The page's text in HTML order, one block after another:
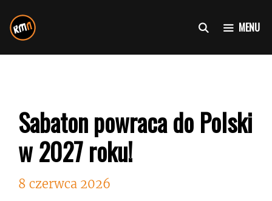
do
treści
MENU
Sabaton powraca do Polski
w 2027 roku!
8 czerwca 2026